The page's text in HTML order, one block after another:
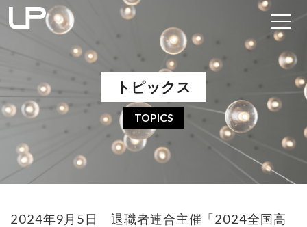
トピックス
TOPICS
2024年9月5日 退職者連合主催「2024全国高